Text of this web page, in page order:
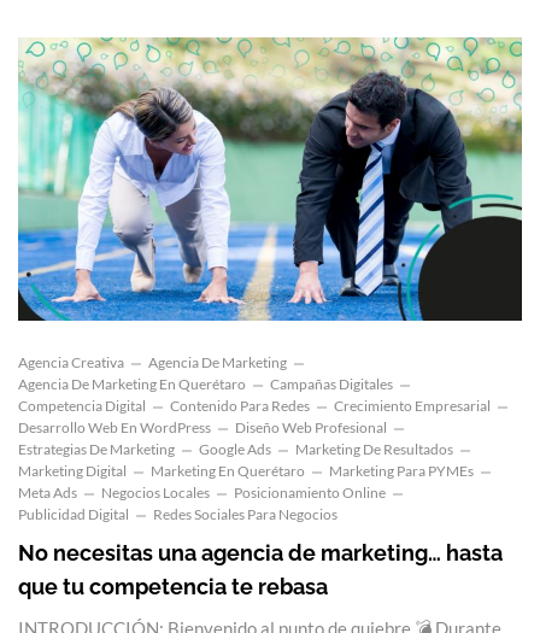
Agencia Creativa
Agencia De Marketing
Agencia De Marketing En Querétaro
Campañas Digitales
Competencia Digital
Contenido Para Redes
Crecimiento Empresarial
Desarrollo Web En WordPress
Diseño Web Profesional
Estrategias De Marketing
Google Ads
Marketing De Resultados
Marketing Digital
Marketing En Querétaro
Marketing Para PYMEs
Meta Ads
Negocios Locales
Posicionamiento Online
Publicidad Digital
Redes Sociales Para Negocios
No necesitas una agencia de marketing… hasta
que tu competencia te rebasa
INTRODUCCIÓN: Bienvenido al punto de quiebre 💣 Durante